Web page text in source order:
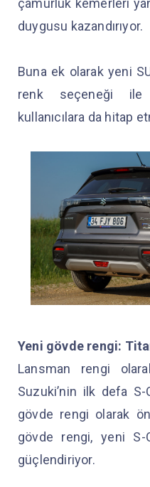
çamurluk kemerleri
duygusu kazandırıyor.
Buna ek olarak yeni
renk seçeneği ile
kullanıcılara da hitap
Yeni gövde rengi:
Lansman rengi
Suzuki’nin ilk defa S-
gövde rengi olarak
gövde rengi, yeni S-
güçlendiriyor.